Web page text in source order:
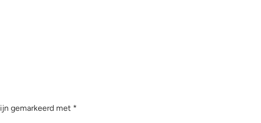
gemarkeerd met *